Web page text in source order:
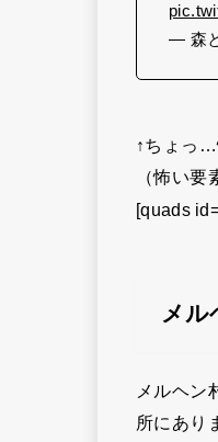
— 森
↑ちょっ
（怖い要
[quads
メル
メルヘン
所にあり